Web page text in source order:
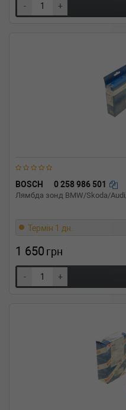
- +
BOSCH 0 258 986 501
Лямбда зонд BMW/Skoda/
Термін 1 дн.
1 650 грн
- +